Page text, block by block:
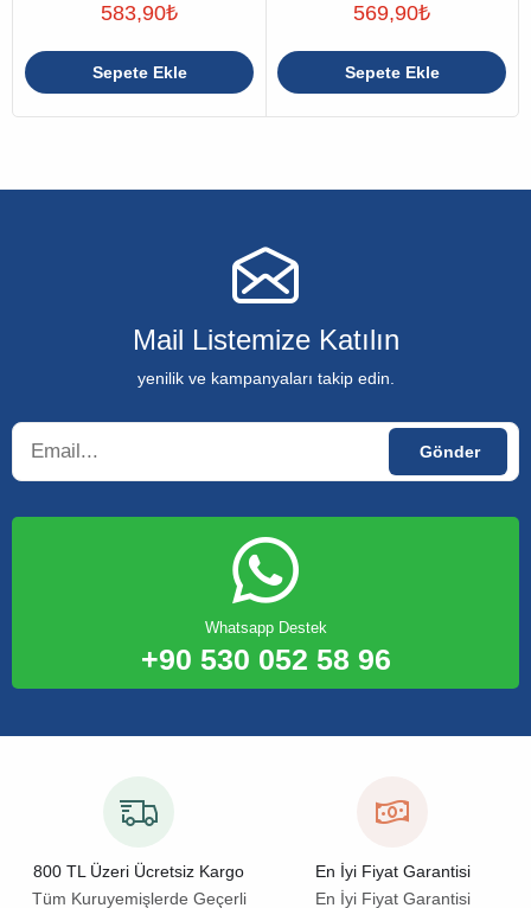
583,90₺
Sepete Ekle
569,90₺
Sepete Ekle
Mail Listemize Katılın
yenilik ve kampanyaları takip edin.
Whatsapp Destek
+90 530 052 58 96
800 TL Üzeri Ücretsiz Kargo
Tüm Kuruyemişlerde Geçerli
En İyi Fiyat Garantisi
En İyi Fiyat Garantisi